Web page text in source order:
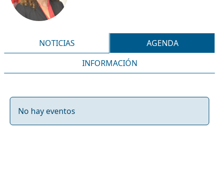
NOTICIAS
AGENDA
INFORMACIÓN
No hay eventos